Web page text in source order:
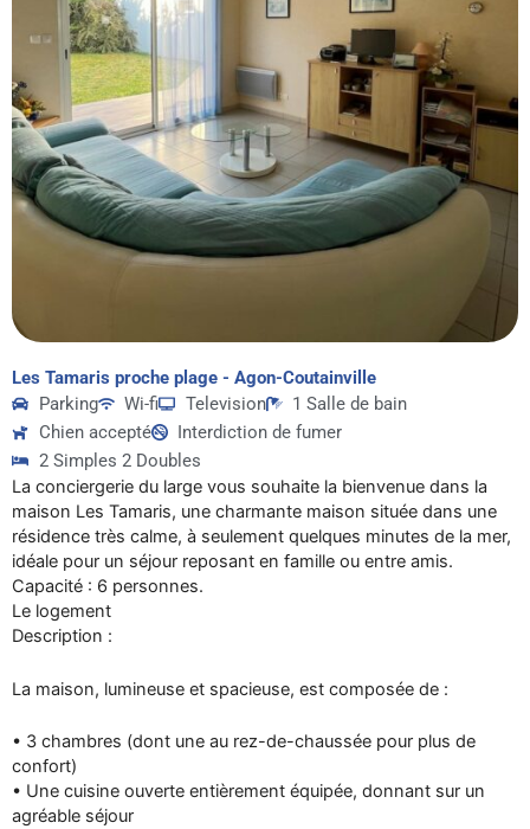
Les Tamaris proche plage - Agon-Coutainville
Parking
Wi-fi Television
1 Salle de bain
Chien accepté
Interdiction de fumer
2 Simples 2 Doubles
La conciergerie du large vous souhaite la bienvenue dans la
maison Les Tamaris, une charmante maison située dans une
résidence très calme, à seulement quelques minutes de la mer,
idéale pour un séjour reposant en famille ou entre amis.
Capacité : 6 personnes.
Le logement
Description :
La maison, lumineuse et spacieuse, est composée de :
• 3 chambres (dont une au rez-de-chaussée pour plus de
confort)
• Une cuisine ouverte entièrement équipée, donnant sur un
agréable séjour